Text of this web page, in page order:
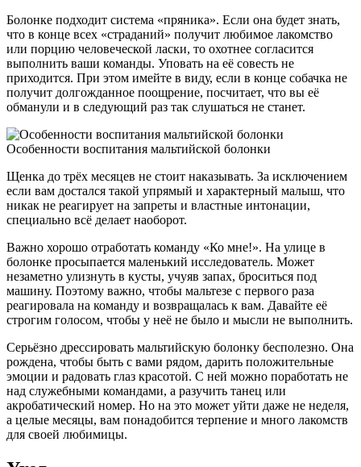
Болонке подходит система «пряника». Если она будет знать,
что в конце всех «страданий» получит любимое лакомство
или порцию человеческой ласки, то охотнее согласится
выполнить ваши команды. Уповать на её совесть не
приходится. При этом имейте в виду, если в конце собачка не
получит долгожданное поощрение, посчитает, что вы её
обманули и в следующий раз так слушаться не станет.
Особенности воспитания мальтийской болонки
Щенка до трёх месяцев не стоит наказывать. За исключением
если вам достался такой упрямый и характерный малыш, что
никак не реагирует на запреты и властные интонации,
специально всё делает наоборот.
Важно хорошо отработать команду «Ко мне!». На улице в
болонке просыпается маленький исследователь. Может
незаметно улизнуть в кусты, учуяв запах, броситься под
машину. Поэтому важно, чтобы мальтезе с первого раза
реагировала на команду и возвращалась к вам. Давайте её
строгим голосом, чтобы у неё не было и мысли не выполнить.
Серьёзно дрессировать мальтийскую болонку бесполезно. Она
рождена, чтобы быть с вами рядом, дарить положительные
эмоции и радовать глаз красотой. С ней можно поработать не
над служебными командами, а разучить танец или
акробатический номер. Но на это может уйти даже не неделя,
а целые месяцы, вам понадобится терпение и много лакомств
для своей любимицы.